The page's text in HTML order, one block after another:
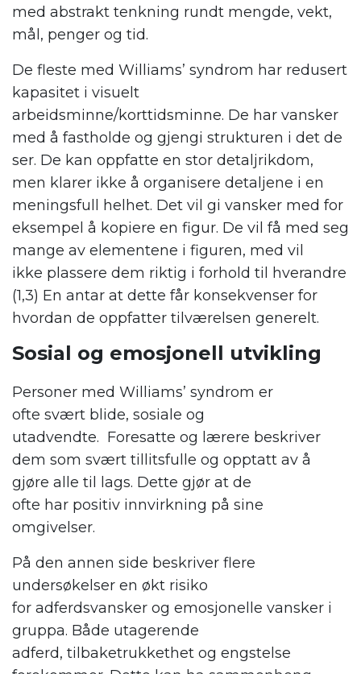
med abstrakt tenkning rundt mengde, vekt,
mål , penger og tid.
De fleste med Williams’ syndrom har redusert
kapasitet i visuelt
arbeidsminne/korttidsminne. De har vansker
med å fastholde og gjengi strukturen i det de
ser. De kan oppfatte en stor detaljrikdom,
men klarer ikke å organisere detaljene i en
meningsfull helhet. Det vil gi vansker med for
eksempel å kopiere en figur. De vil få med seg
mange av elementene i figuren, med vil
ikke plassere dem riktig i forhold til hverandre
(1,3) En antar at dette får konsekvenser for
hvordan de oppfatter tilværelsen generelt.
Sosial og emosjonell utvikling
Personer med Williams’ syndrom er
ofte svært b lide, sosiale og
utadvendte. Foresatte og lærere beskriver
dem som svært tillitsfulle og opptatt av å
gjøre alle til
lags. Dette gjør at de
ofte har positiv innvirkning på sine
omgivelser.
På den annen side beskriver flere
undersøkelser en økt risiko
for adferdsvansker og emosjonelle vansker i
gruppa. Både utagerende
adferd, tilbaketrukkethet og engstelse